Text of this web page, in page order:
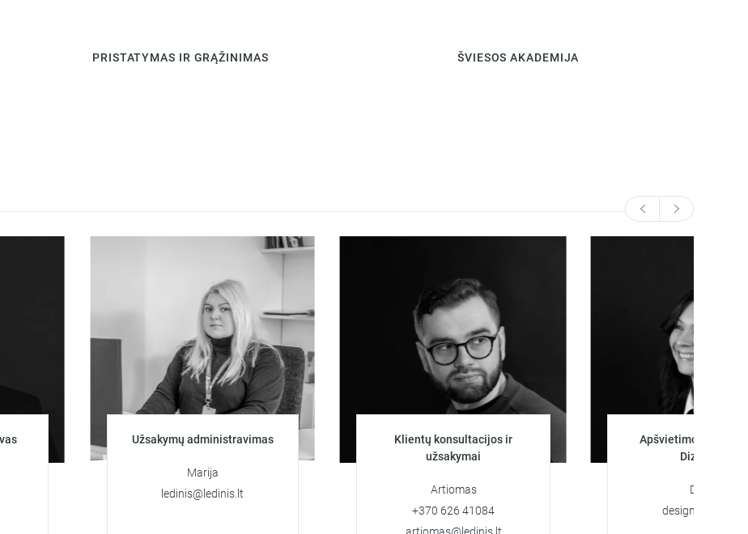
PRISTATYMAS IR GRĄŽINIMAS ŠVIESOS AKADEMIJA
Užsakymų administravimas
ledinis@ledinis.lt
Klientų konsultacijos ir
užsakymai
Artiomas
+370 626 41084
Apšvietimo projektuotoja
Dizainerė
design@ledinis.lt